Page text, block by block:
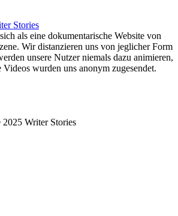
als eine dokumentarische Website von
Wir distanzieren uns von jeglicher Form
unsere Nutzer niemals dazu animieren,
wurden uns anonym zugesendet.
Writer Stories